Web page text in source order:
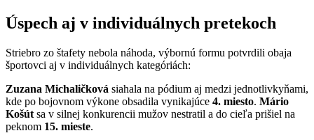
Úspech aj v individuálnych pretekoch
Striebro zo štafety nebola náhoda, výbornú formu potvrdili obaja
športovci aj v individuálnych kategóriách:
Zuzana Michaličková siahala na pódium aj medzi jednotlivkyňami,
kde po bojovnom výkone obsadila vynikajúce 4. miesto. Mário
Košút sa v silnej konkurencii mužov nestratil a do cieľa prišiel na
peknom 15. mieste.